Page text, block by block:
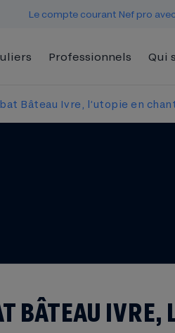
Le compte courant Nef pro
Professionnels Qui
Bâteau Ivre, l’utopie en
BÂTEAU IVRE,